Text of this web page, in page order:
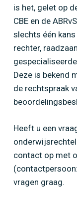
is het, gelet op
CBE en de
slechts één
rechter,
Deze is bekend
de rechtspraak
Heeft u een
contact op met
vragen graag.